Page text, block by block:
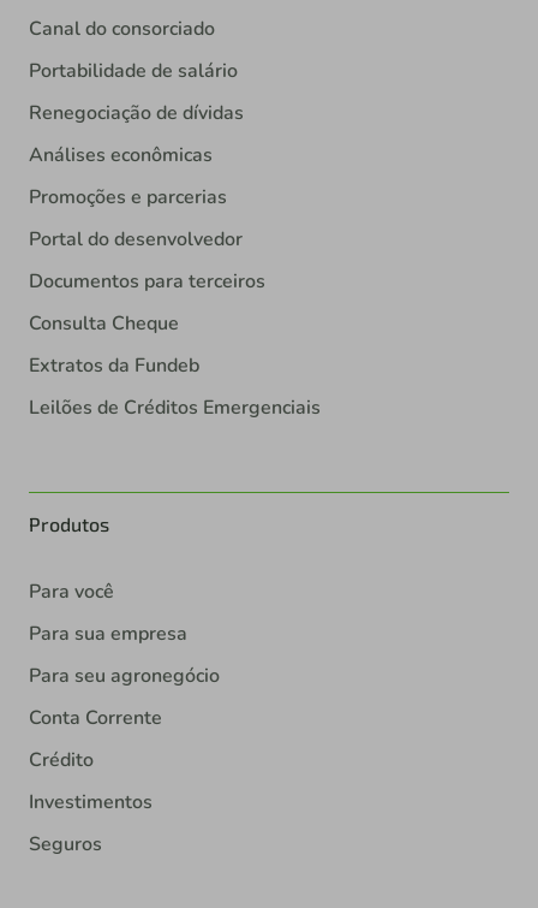
Canal do consorciado
Portabilidade de salário
Renegociação de dívidas
Análises econômicas
Promoções e parcerias
Portal do desenvolvedor
Documentos para terceiros
Consulta Cheque
Extratos da Fundeb
Leilões de Créditos Emergenciais
Produtos
Para você
Para sua empresa
Para seu agronegócio
Conta Corrente
Crédito
Investimentos
Seguros